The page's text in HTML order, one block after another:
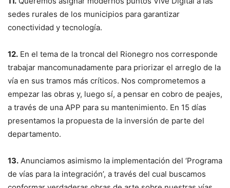
sedes rurales de los municipios para garantizar
conectividad y tecnología.
12. En el tema de la troncal del Rionegro nos corresponde
trabajar mancomunadamente para priorizar el arreglo de la
vía en sus tramos más críticos. Nos comprometemos a
empezar las obras y, luego sí, a pensar en cobro de peajes,
a través de una APP para su mantenimiento. En 15 días
presentamos la propuesta de la inversión de parte del
departamento.
13. Anunciamos asimismo la implementación del ‘Programa
de vías para la integración’, a través del cual buscamos